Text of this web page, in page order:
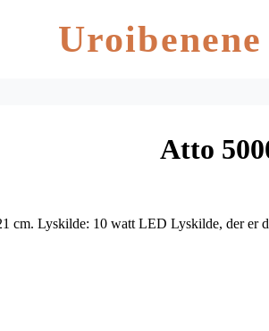
Uroibenene
Atto
cm. Lyskilde: 10 watt LED Lyskilde, der er